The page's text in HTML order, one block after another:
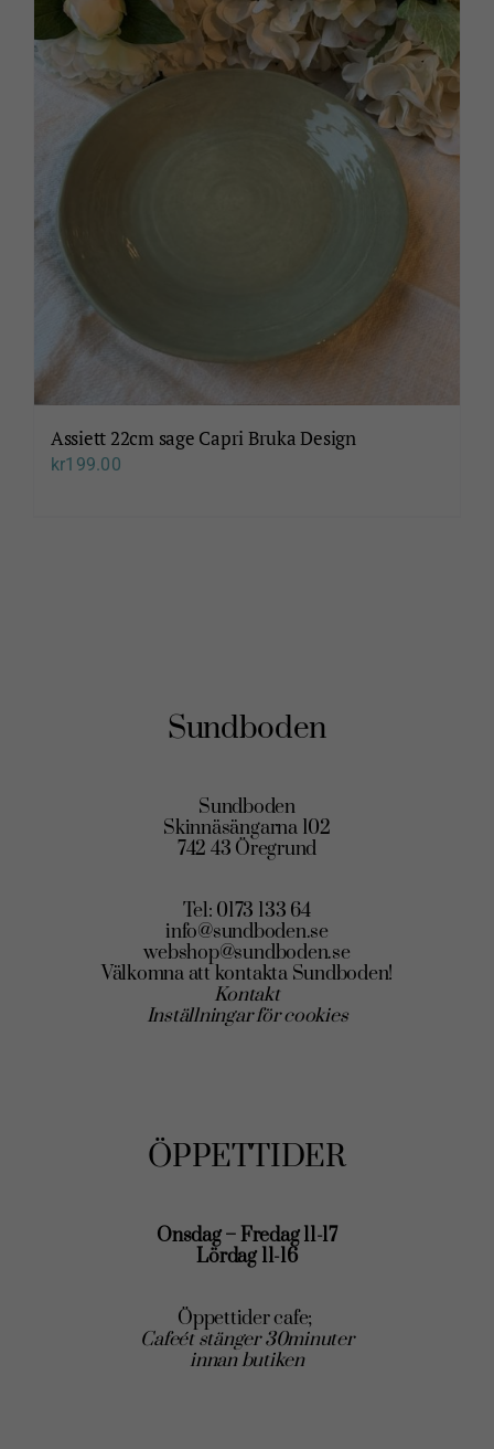
Assiett 22cm sage Capri Bruka Design
kr199.00
Sundboden
Sundboden
Skinnäsängarna 102
742 43 Öregrund
Tel: 0173 133 64
info@sundboden.se
webshop@sundboden.se
Välkomna att kontakta Sundboden!
Kontakt
Inställningar för cookies
ÖPPETTIDER
Onsdag – Fredag 11-17
Lördag 11-16
Öppettider cafe;
Cafeét stänger 30minuter
innan butiken